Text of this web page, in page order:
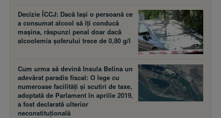
Decizie ÎCCJ: Dacă laşi o persoană ce
a consumat alcool să îţi conducă
maşina, răspunzi penal doar dacă
alcoolemia şoferului trece de 0,80 g/l
Cum urma să devină Insula Belina un
adevărat paradis fiscal: O lege cu
numeroase facilităţi şi scutiri de taxe,
adoptată de Parlament în aprilie 2019,
a fost declarată ulterior
neconstituţională